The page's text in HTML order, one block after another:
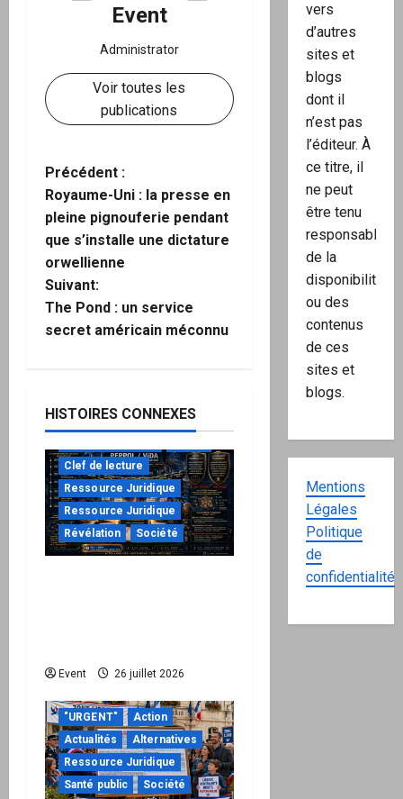
Event
Administrator
Voir toutes les
publications
N
a
v
i
g
t
i
o
n
d
r
t
i
c
Précédent :
Royaume-Uni : la presse en
pleine pignouferie pendant
que s’installe une dictature
orwellienne
Suivant:
The Pond : un service
secret américain méconnu
HISTOIRES CONNEXES
Clef de lecture
Ressource Juridique
Ressource Juridique
Révélation
Société
Event 26 juillet 2026
"URGENT"
Action
Actualités
Alternatives
Ressource Juridique
Santé public
Société
vers
d’autres
sites et
blogs
dont il
n’est pas
l’éditeur. À
ce titre, il
ne peut
être tenu
responsable
de la
disponibilité
ou des
contenus
de ces
sites et
blogs.
Mentions
Légales
Politique
de
confidentialité